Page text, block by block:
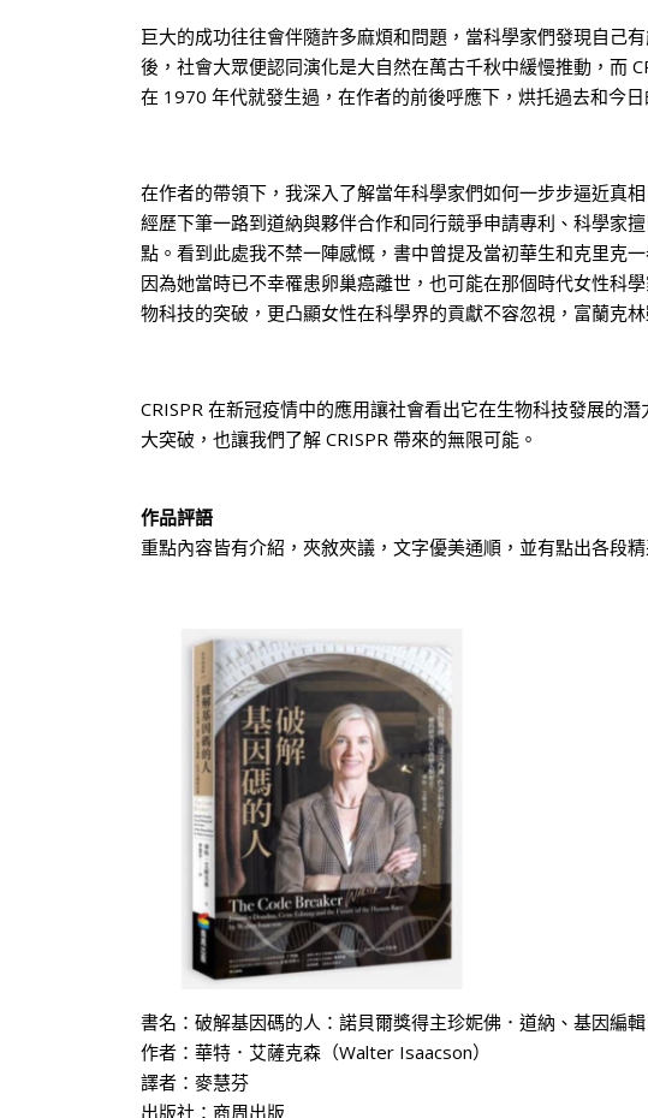
巨大的成功往往會伴隨許多麻煩和問題，當科學家們發現自己
後，社會大眾便認同演化是大自然在萬古千秋中緩慢推動，而
在 1970 年代就發生過，在作者的前後呼應下，烘托過去和今
在作者的帶領下，我深入了解當年科學家們如何一步步逼近真
經歷下筆一路到道納與夥伴合作和同行競爭申請專利、科學家
點。看到此處我不禁一陣感慨，書中曾提及當初華生和克里克
因為她當時已不幸罹患卵巢癌離世，也可能在那個時代女性科
物科技的突破，更凸顯女性在科學界的貢獻不容忽視，富蘭克
CRISPR 在新冠疫情中的應用讓社會看出它在生物科技發展的
大突破，也讓我們了解 CRISPR 帶來的無限可能。
作品評語
重點內容皆有介紹，夾敘夾議，文字優美通順，並有點出各段精
書名：破解基因碼的人：諾貝爾獎得主珍妮佛．道納、基因編
作者：華特．艾薩克森（Walter Isaacson）
譯者：麥慧芬
出版社：商周出版